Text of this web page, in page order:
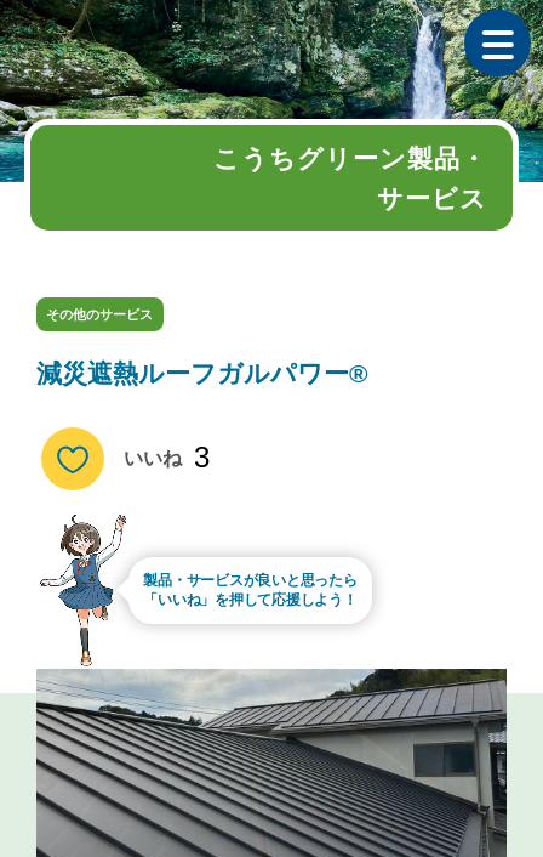
こうちグリーン製品・
サービス
その他のサービス
減災遮熱ルーフガルパワー®
いいね 3
製品・サービスが良いと思ったら
「いいね」を押して応援しよう！